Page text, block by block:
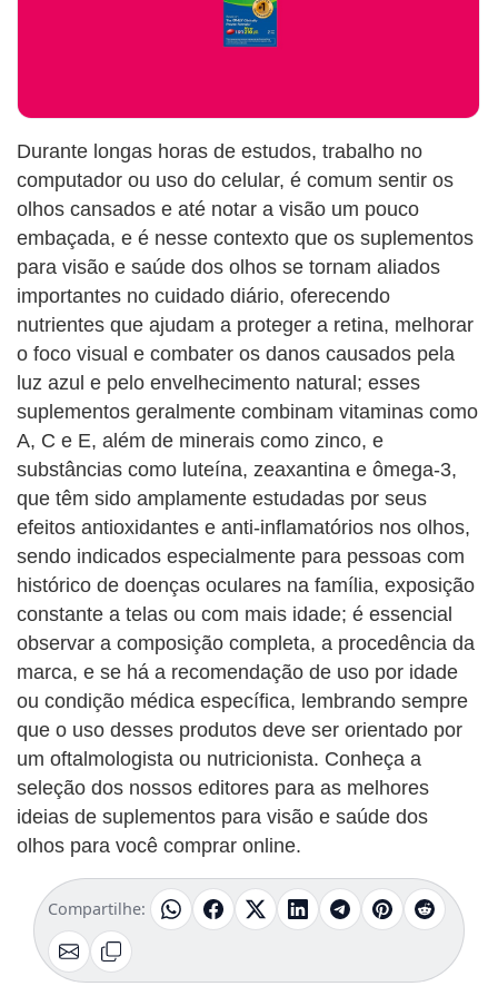
Durante longas horas de estudos, trabalho no
computador ou uso do celular, é comum sentir os
olhos cansados e até notar a visão um pouco
embaçada, e é nesse contexto que os suplementos
para visão e saúde dos olhos se tornam aliados
importantes no cuidado diário, oferecendo
nutrientes que ajudam a proteger a retina, melhorar
o foco visual e combater os danos causados pela
luz azul e pelo envelhecimento natural; esses
suplementos geralmente combinam vitaminas como
A, C e E, além de minerais como zinco, e
substâncias como luteína, zeaxantina e ômega-3,
que têm sido amplamente estudadas por seus
efeitos antioxidantes e anti-inflamatórios nos olhos,
sendo indicados especialmente para pessoas com
histórico de doenças oculares na família, exposição
constante a telas ou com mais idade; é essencial
observar a composição completa, a procedência da
marca, e se há a recomendação de uso por idade
ou condição médica específica, lembrando sempre
que o uso desses produtos deve ser orientado por
um oftalmologista ou nutricionista. Conheça a
seleção dos nossos editores para as melhores
ideias de suplementos para visão e saúde dos
olhos para você comprar online.
Compartilhe: